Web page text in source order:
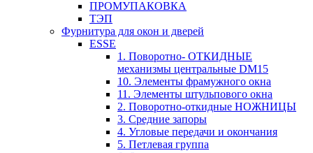
ПРОМУПАКОВКА
ТЭП
Фурнитура для окон и дверей
ESSE
1. Поворотно- ОТКИДНЫЕ
механизмы центральные DM15
10. Элементы фрамужного окна
11. Элементы штульпового окна
2. Поворотно-откидные НОЖНИЦЫ
3. Средние запоры
4. Угловые передачи и окончания
5. Петлевая группа